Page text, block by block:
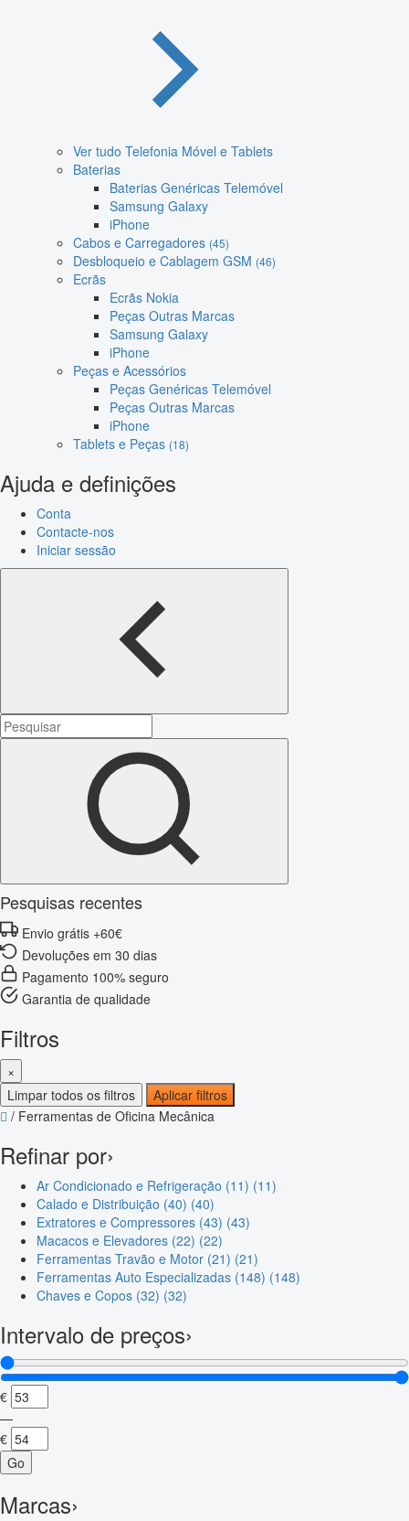
Ver tudo Telefonia Móvel e Tablets
Baterias
Baterias Genéricas Telemóvel
Samsung Galaxy
iPhone
Cabos e Carregadores (45)
Desbloqueio e Cablagem GSM (46)
Ecrãs
Ecrãs Nokia
Peças Outras Marcas
Samsung Galaxy
iPhone
Peças e Acessórios
Peças Genéricas Telemóvel
Peças Outras Marcas
iPhone
Tablets e Peças (18)
Ajuda e definições
Conta
Contacte-nos
Iniciar sessão
Pesquisas recentes
Envio grátis +60€
Devoluções em 30 dias
Pagamento 100% seguro
Garantia de qualidade
Filtros
×
Limpar todos os filtros
Aplicar filtros
/ Ferramentas de Oficina Mecânica
Refinar por›
Ar Condicionado e Refrigeração (11) (11)
Calado e Distribuição (40) (40)
Extratores e Compressores (43) (43)
Macacos e Elevadores (22) (22)
Ferramentas Travão e Motor (21) (21)
Ferramentas Auto Especializadas (148) (148)
Chaves e Copos (32) (32)
Intervalo de preços›
€
—
€
Go
Marcas›